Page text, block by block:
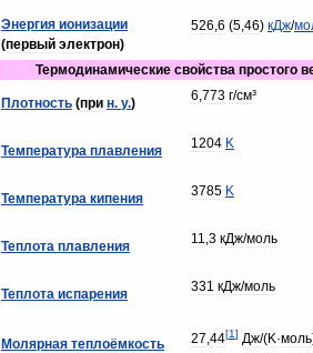
Энергия ионизации
(первый электрон)
526,6 (5,46) кДж/
Термодинамические свойства простого
Плотность (при н. у.) 6,773 г/см³
Температура плавления 1204 K
Температура кипения 3785 K
Теплота плавления 11,3 кДж/моль
Теплота испарения 331 кДж/моль
Молярная теплоёмкость 27,44[1] Дж/(K·моль